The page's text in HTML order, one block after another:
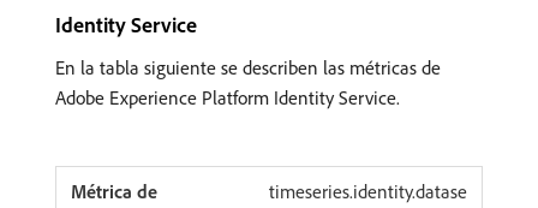
Identity Service
En la tabla siguiente se describen las métricas de
Adobe Experience Platform Identity Service.
timeseries.identity.datase